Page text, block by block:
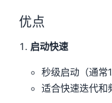
优点
启动快速
秒级启动（通常
适合快速迭代和